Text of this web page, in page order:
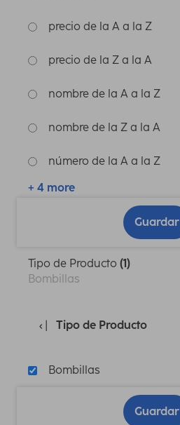
precio de la A a la Z
precio de la Z a la A
nombre de la A a la Z
nombre de la Z a la A
número de la A a la Z
+ 4 more
Guardar
Tipo de Producto (1)
Bombillas
Tipo de Producto
Bombillas
Guardar